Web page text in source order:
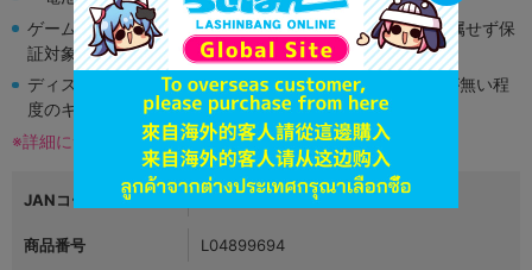
ゲーム機本体には、SDカードなどのメモリーカードは付属せず保
証対象外となります。
ディスク類の読み取り面のキズに関しまして再生に支障が無い程
度のキズがある場合がございます。
※詳細につきましてはコチラ
JANコード 4549743808482
商品番号 L04899694